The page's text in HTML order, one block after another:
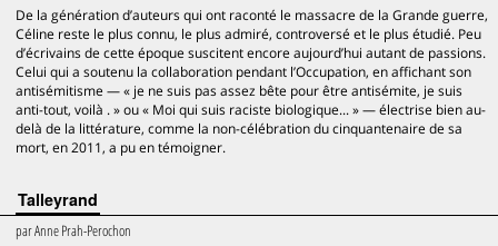
De la génération d’auteurs qui ont raconté le massacre de la Grande guerre,
Céline reste le plus connu, le plus admiré, controversé et le plus étudié. Peu
d’écrivains de cette époque suscitent encore aujourd’hui autant de passions.
Celui qui a soutenu la collaboration pendant l’Occupation, en affichant son
antisémitisme — « je ne suis pas assez bête pour être antisémite, je suis
anti-tout, voilà . » ou « Moi qui suis raciste biologique... » — électrise bien au-
delà de la littérature, comme la non-célébration du cinquantenaire de sa
mort, en 2011, a pu en témoigner.
Talleyrand
parAnne Prah-Perochon